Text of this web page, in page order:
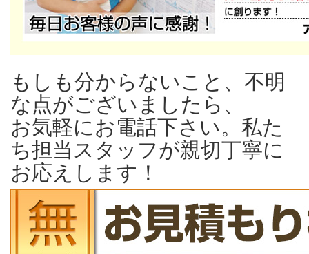
もしも分からないこと、不明
な点がございましたら、
お気軽にお電話下さい。私た
ち担当スタッフが親切丁寧に
お応えします！